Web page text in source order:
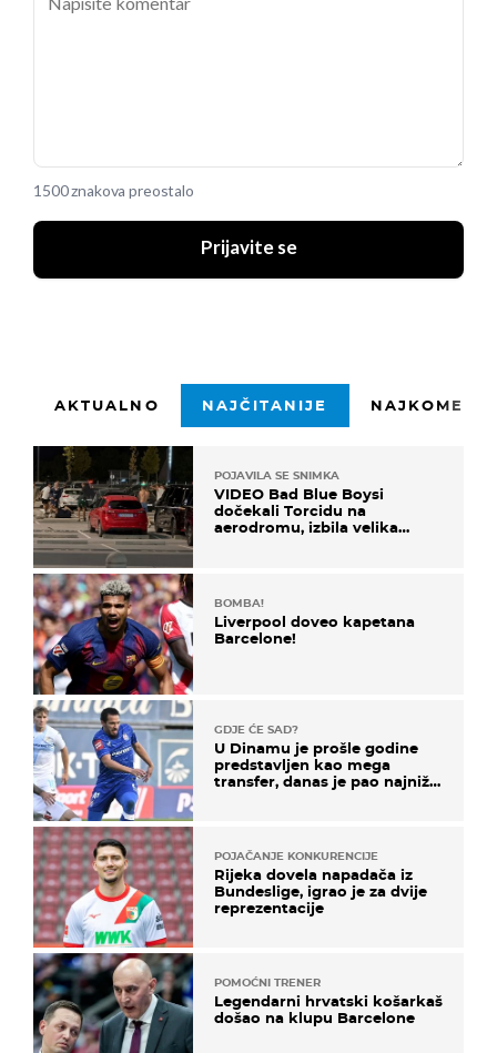
1500 znakova preostalo
Prijavite se
AKTUALNO NAJČITANIJE
POJAVILA SE SNIMKA
VIDEO Bad Blue Boysi
dočekali Torcidu na
aerodromu, izbila velika
BOMBA!
Liverpool doveo kapetana
Barcelone!
GDJE ĆE SAD?
U Dinamu je prošle godine
predstavljen kao mega
transfer, danas je pao najniže
POJAČANJE KONKURENCIJE
Rijeka dovela napadača iz
Bundeslige, igrao je za dvije
reprezentacije
POMOĆNI TRENER
Legendarni hrvatski košarkaš
došao na klupu Barcelone